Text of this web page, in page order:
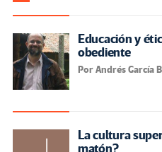
Educación y
obediente
Por Andrés García
La cultura